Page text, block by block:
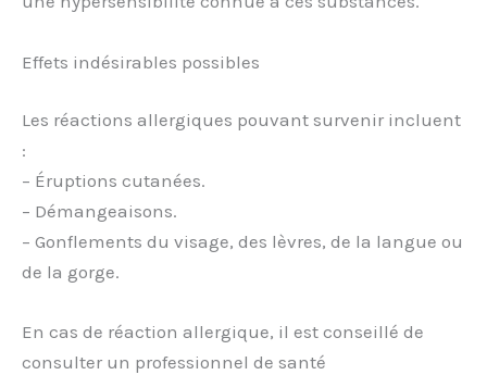
Effets indésirables possibles
Les réactions allergiques pouvant survenir incluent
:
– Éruptions cutanées.
– Démangeaisons.
– Gonflements du visage, des lèvres, de la langue ou
de la gorge.
En cas de réaction allergique, il est conseillé de
consulter un professionnel de santé